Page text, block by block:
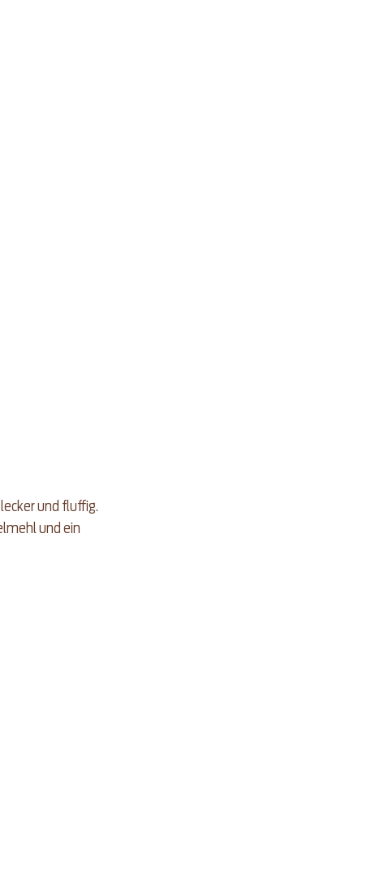
und fluffig.
und ein